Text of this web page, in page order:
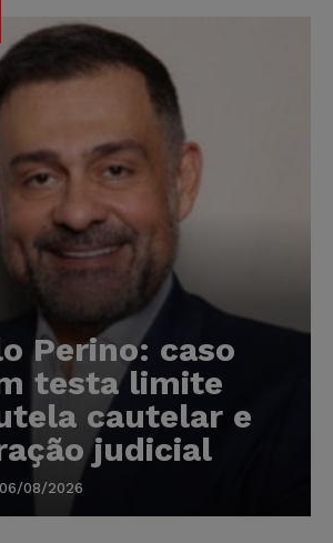
Perino: caso
testa limite
cautelar e
judicial
06/08/2026